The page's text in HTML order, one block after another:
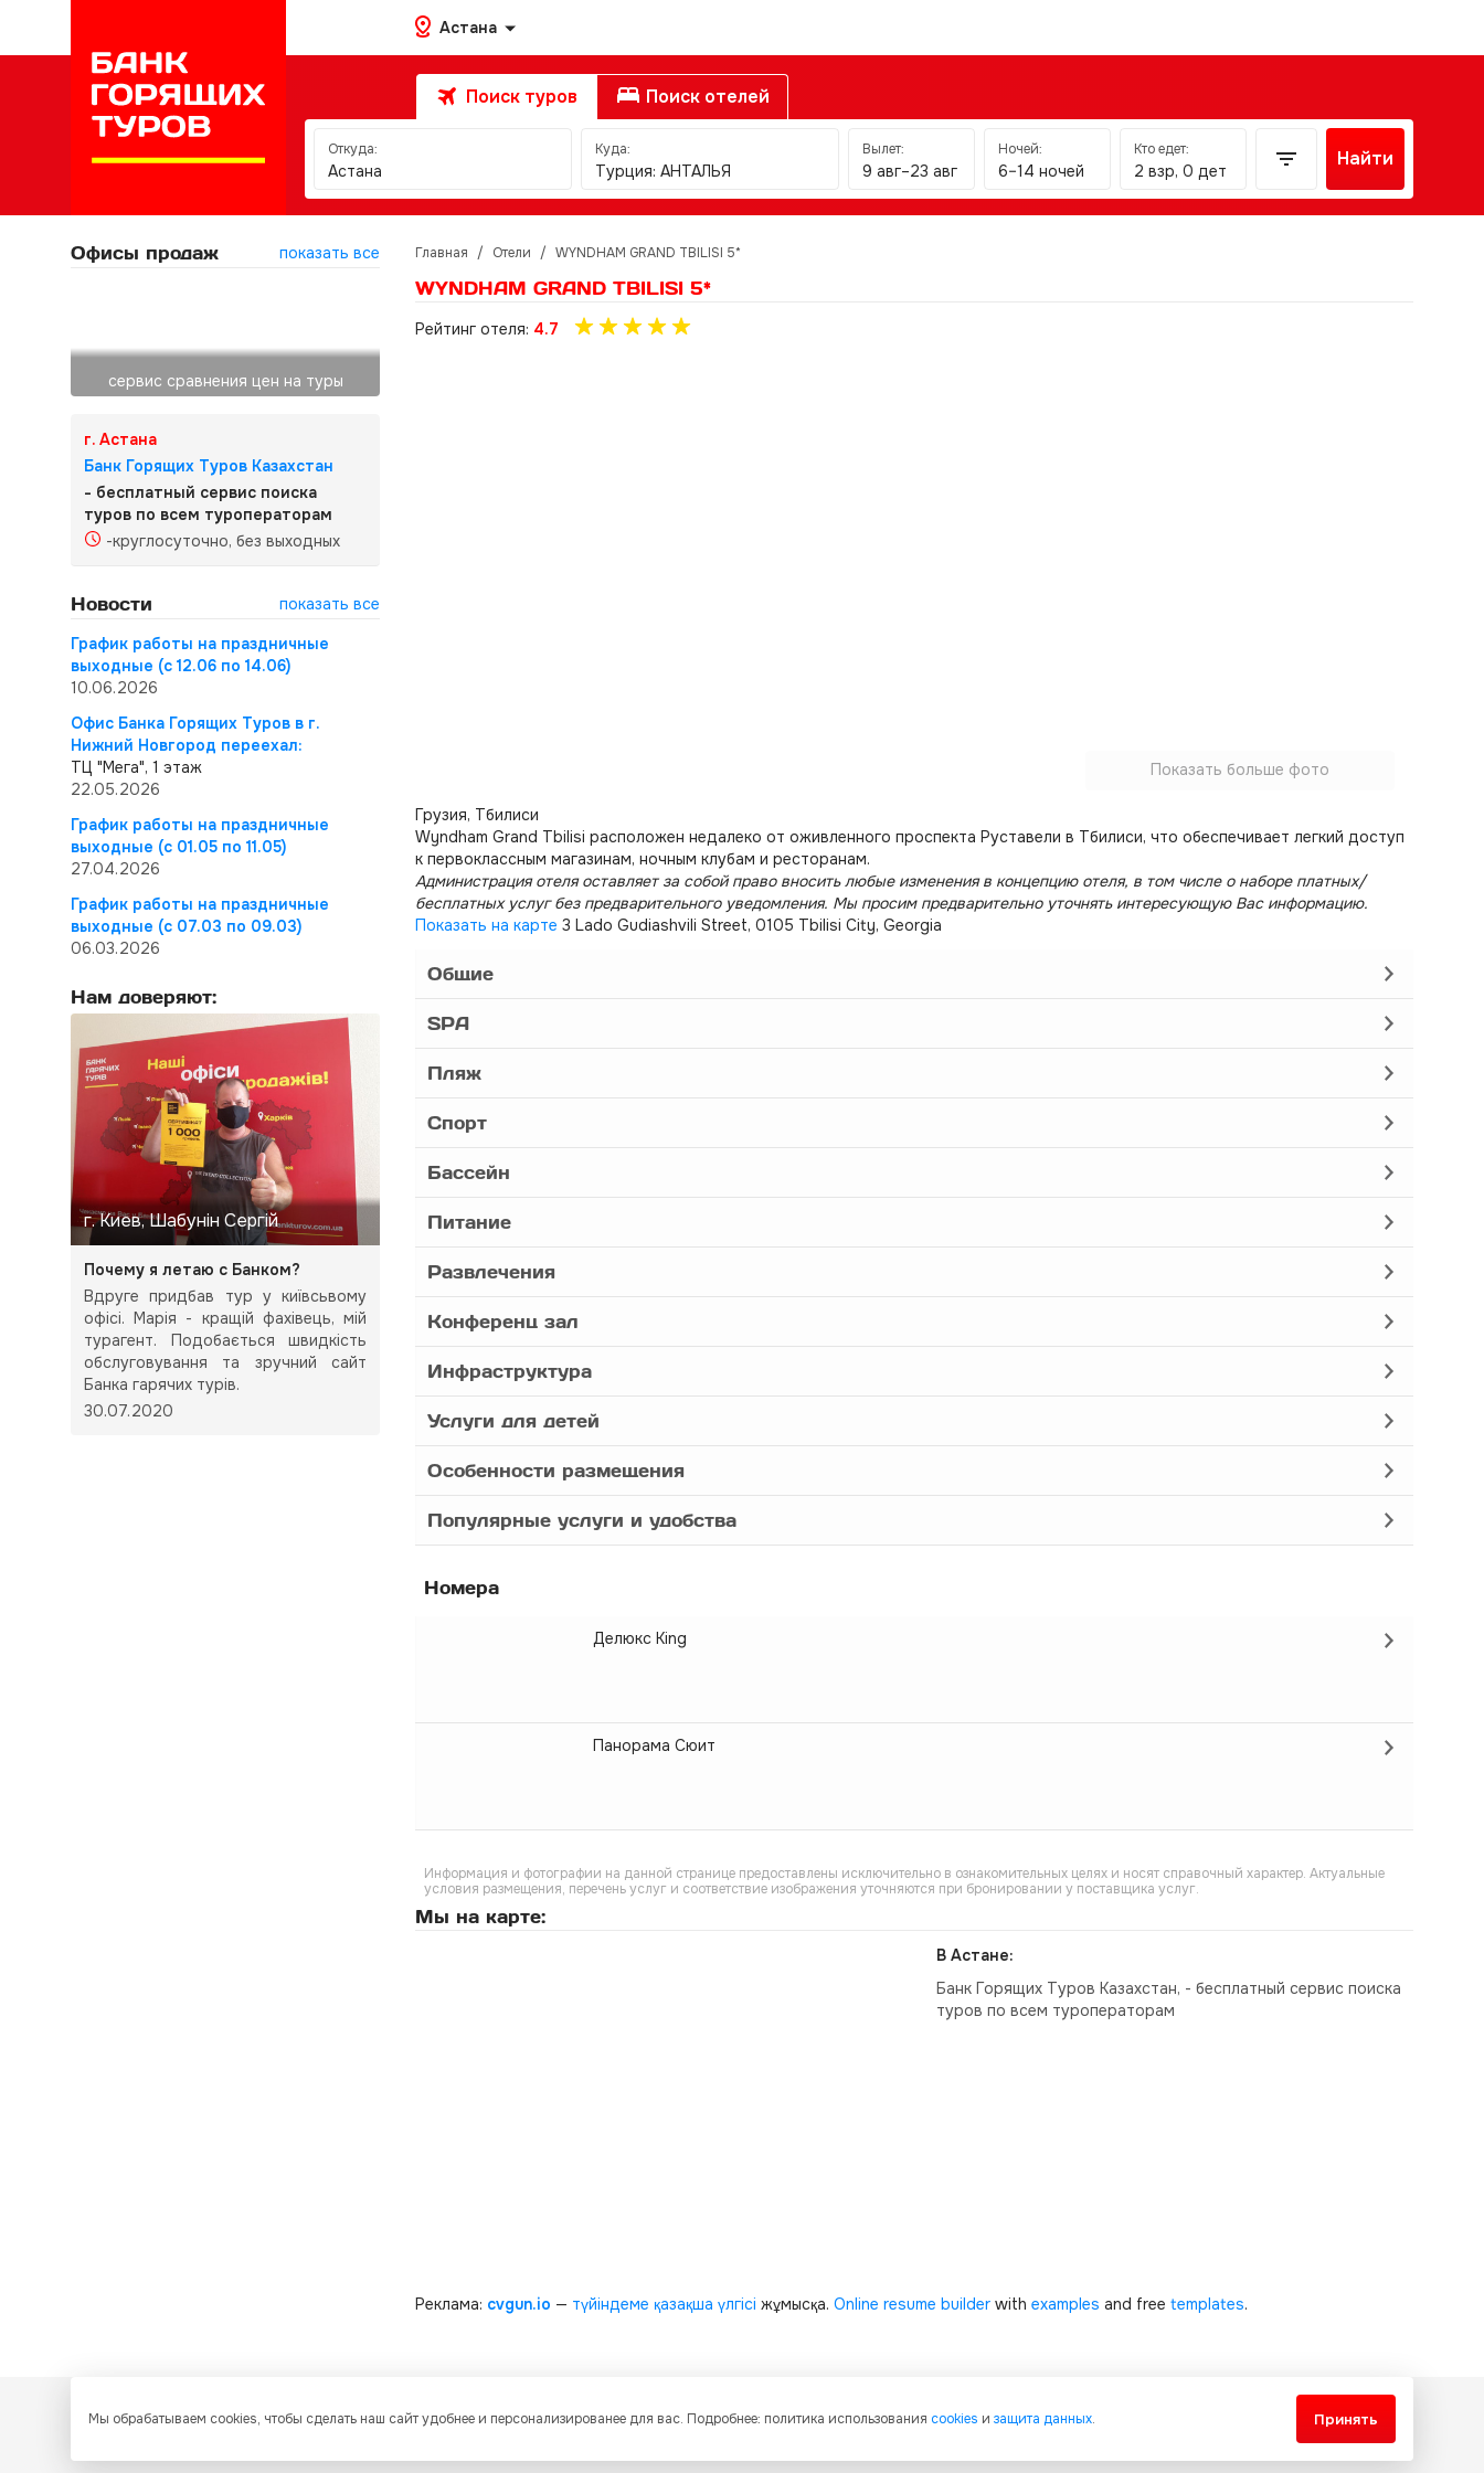
Астана
Поиск туров Поиск отелей
Откуда:
Астана
Куда:
Турция: АНТАЛЬЯ
Вылет:
9 авг–23 авг
Ночей:
6–14 ночей
Кто едет:
2 взр, 0 дет
Найти
Офисы продаж показать все
сервис сравнения цен на туры
г. Астана
Банк Горящих Туров Казахстан
- бесплатный сервис поиска
туров по всем туроператорам
-круглосуточно, без выходных
Новости
показать все
График работы на праздничные
выходные (с 12.06 по 14.06)
10.06.2026
Офис Банка Горящих Туров в г.
Нижний Новгород переехал:
ТЦ "Мега", 1 этаж
22.05.2026
График работы на праздничные
выходные (с 01.05 по 11.05)
27.04.2026
График работы на праздничные
выходные (с 07.03 по 09.03)
06.03.2026
Нам доверяют:
г. Киев, Шабунін Сергій
Почему я летаю с Банком?
Вдруге придбав тур у київсьвому
офісі. Марія - кращій фахівець, мій
турагент. Подобається швидкість
обслуговування та зручний сайт
Банка гарячих турів.
30.07.2020
Главная / Отели / WYNDHAM GRAND TBILISI 5*
WYNDHAM GRAND TBILISI 5*
Рейтинг отеля: 4.7
Показать больше фото
Грузия, Тбилиси
Wyndham Grand Tbilisi расположен недалеко от оживленного проспекта Руставели в Тбилиси, что обеспечивает легкий доступ
к первоклассным магазинам, ночным клубам и ресторанам.
Администрация отеля оставляет за собой право вносить любые изменения в концепцию отеля, в том числе о наборе платных/
бесплатных услуг без предварительного уведомления. Мы просим предварительно уточнять интересующую Вас информацию.
Показать на карте 3 Lado Gudiashvili Street, 0105 Tbilisi City, Georgia
Общие
SPA
Пляж
Спорт
Бассейн
Питание
Развлечения
Конференц зал
Инфраструктура
Услуги для детей
Особенности размещения
Популярные услуги и удобства
Номера
Делюкс King
Панорама Сюит
Информация и фотографии на данной странице предоставлены исключительно в ознакомительных целях и носят справочный характер. Актуальные
условия размещения, перечень услуг и соответствие изображения уточняются при бронировании у поставщика услуг.
Мы на карте:
В Астане:
Банк Горящих Туров Казахстан, - бесплатный сервис поиска
туров по всем туроператорам
Реклама: cvgun.io — түйіндеме қазақша үлгісі жұмысқа. Online resume builder with examples and free templates.
Все ресурсы настоящего сайта, включая дизайн, текстовое и графическое содержание, структуру и оформление страниц защищены международными соглашениями и законодательством Республики
Мы обрабатываем cookies, чтобы сделать наш сайт удобнее и персонализированее для вас. Подробнее: политика использования cookies и защита данных. Принять